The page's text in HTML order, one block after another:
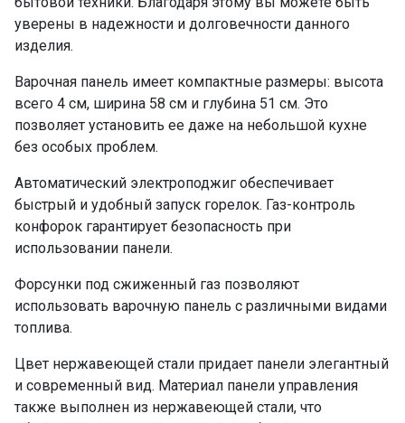
уверены в надежности и долговечности данного
изделия.
Варочная панель имеет компактные размеры: высота
всего 4 см, ширина 58 см и глубина 51 см. Это
позволяет установить ее даже на небольшой кухне
без особых проблем.
Автоматический электроподжиг обеспечивает
быстрый и удобный запуск горелок. Газ-контроль
конфорок гарантирует безопасность при
использовании панели.
Форсунки под сжиженный газ позволяют
использовать варочную панель с различными видами
топлива.
Цвет нержавеющей стали придает панели элегантный
и современный вид. Материал панели управления
также выполнен из нержавеющей стали, что